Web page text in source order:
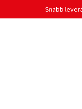
Snabb